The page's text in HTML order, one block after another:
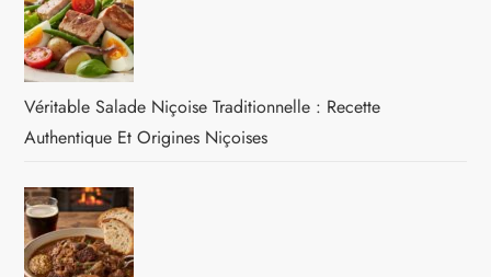
Véritable Salade Niçoise Traditionnelle : Recette
Authentique Et Origines Niçoises